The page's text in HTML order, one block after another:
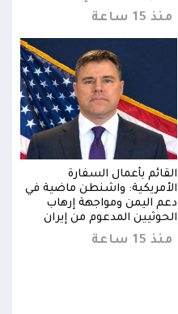
منذ 15 ساعة
القائم بأعمال السفارة
الأمريكية: واشنطن ماضية في
دعم اليمن ومواجهة إرهاب
الحوثيين المدعوم من إيران
منذ 15 ساعة